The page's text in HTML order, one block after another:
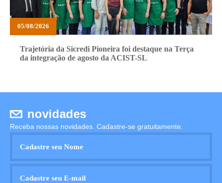
05/08/2026
Trajetória da Sicredi Pioneira foi destaque na Terça
da integração de agosto da ACIST-SL
novidades
Receba nossas novidades. Cadastre-se gratuitamente.